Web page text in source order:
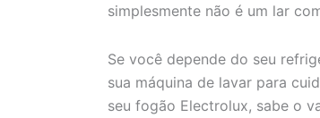
simplesmente não é um lar
Se você depende do seu
sua máquina de lavar para
seu fogão Electrolux, sabe o